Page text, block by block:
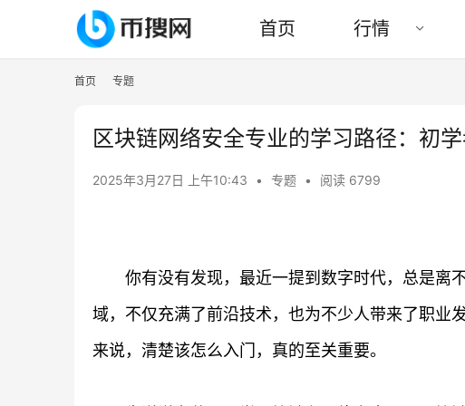
首页 行情
首页 专题
区块链网络安全专业的学习路径：初
2025年3月27日 上午10:43 • 专题 • 阅读 6799
你有没有发现，最近一提到数字时代，总是离
域，不仅充满了前沿技术，也为不少人带来了职业
来说，清楚该怎么入门，真的至关重要。